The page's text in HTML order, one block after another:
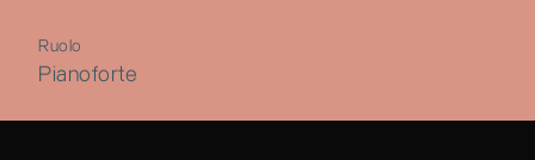
Ruolo
Pianoforte